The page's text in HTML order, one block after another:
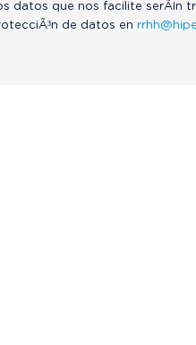
datos que nos facilite serÃ¡n
de datos en